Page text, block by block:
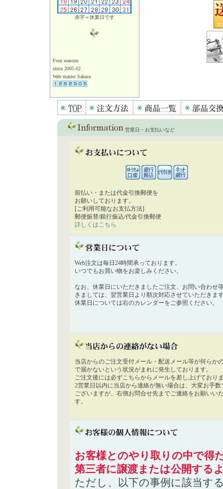
赤字＝休業日です
Four seasons
since 2005.02
Web master Sakura
営業日・お支払いなど
前払い・または代金引換郵便を
お願いしております。
[ご利用可能なお支払方法]
郵便振替/銀行振込/代金引換郵便
詳しくはこちら
Web注文は毎日24時間承っております。
いつでもお買い物をお楽しみください。
なお、休業日にいただきましたご注文、お問い合わせ
きましては、翌営業日より順次対応させていただきま
休業日については右のカレンダーをご参照ください。
当店からのご注文受付メール・配送メール等が何らか
で届かないという状況がまれに発生しております。
ご注文後には必ずこちらからメールを差し上げており
2営業日以内に当店から連絡が無い場合は、大変お手数
ございますが、右側お問合せ先までご連絡をお願いい
す。
お客様とのやり取りの中で得
第三者に譲渡または公開する
ただし、以下の事例に該当す